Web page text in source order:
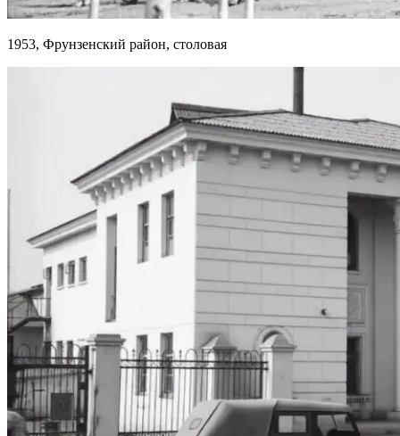
1953, Фрунзенский район, столовая